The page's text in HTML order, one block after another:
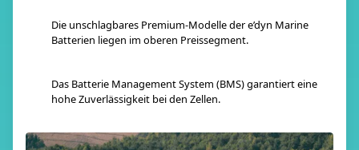
Die unschlagbares Premium-Modelle der e’dyn Marine
Batterien liegen im oberen Preissegment.
Das Batterie Management System (BMS) garantiert eine
hohe Zuverlässigkeit bei den Zellen.